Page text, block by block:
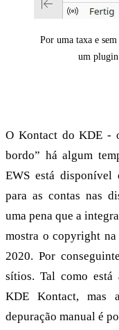
Por uma taxa e
um
O Kontact do KDE -
bordo” há algum
EWS está
para as contas nas
uma pena que a
mostra o copyright
2020. Por
sítios. Tal como está
KDE Kontact, mas
depuração manual é